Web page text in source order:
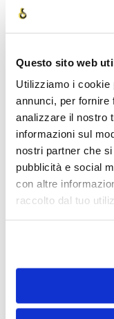
Questo sito web
Utilizziamo i cookie
annunci, per fornire
analizzare il nostro
informazioni sul
nostri partner che
pubblicità e social
con altre
raccolto dal tuo
Cordua - 6 Novembre
laurea: la
da Stefania,